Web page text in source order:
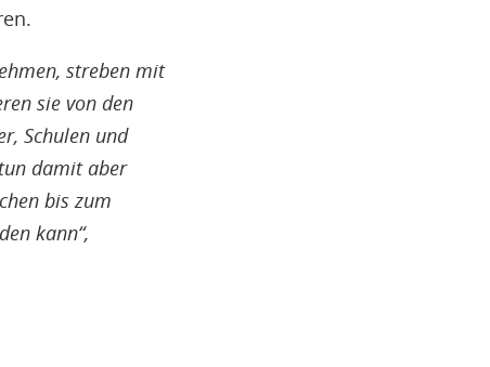
streben mit
sie von den
Schulen und
damit aber
bis zum
kann“,